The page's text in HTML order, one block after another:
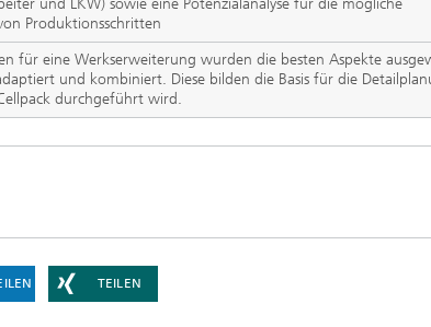
und LKW) sowie eine Potenzialanalyse für die mögliche
Produktionsschritten
für eine Werkserweiterung wurden die besten Aspekte
und kombiniert. Diese bilden die Basis für die
durchgeführt wird.
TEILEN